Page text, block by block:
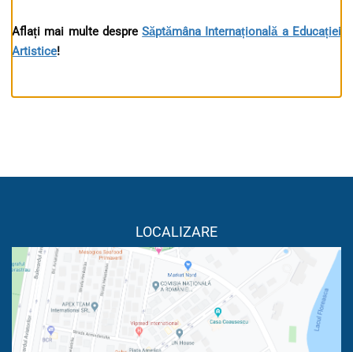
Aflați mai multe despreSăptămâna Internațională a Educației
Artistice!
LOCALIZARE